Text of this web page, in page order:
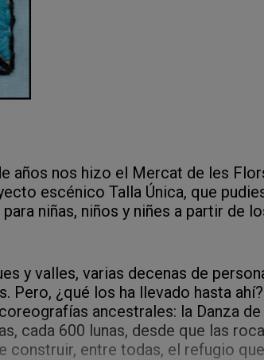
años nos hizo el Mercat de les
escénico Talla Única, que
niñas, niños y niñes a partir de
y valles, varias decenas de
Pero, ¿qué los ha llevado hasta
ancestrales: la Danza
cada 600 lunas, desde que las
entre todas, el refugio